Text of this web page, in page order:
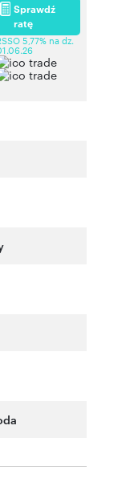
Sprawdź
ratę
5,77% na dz.